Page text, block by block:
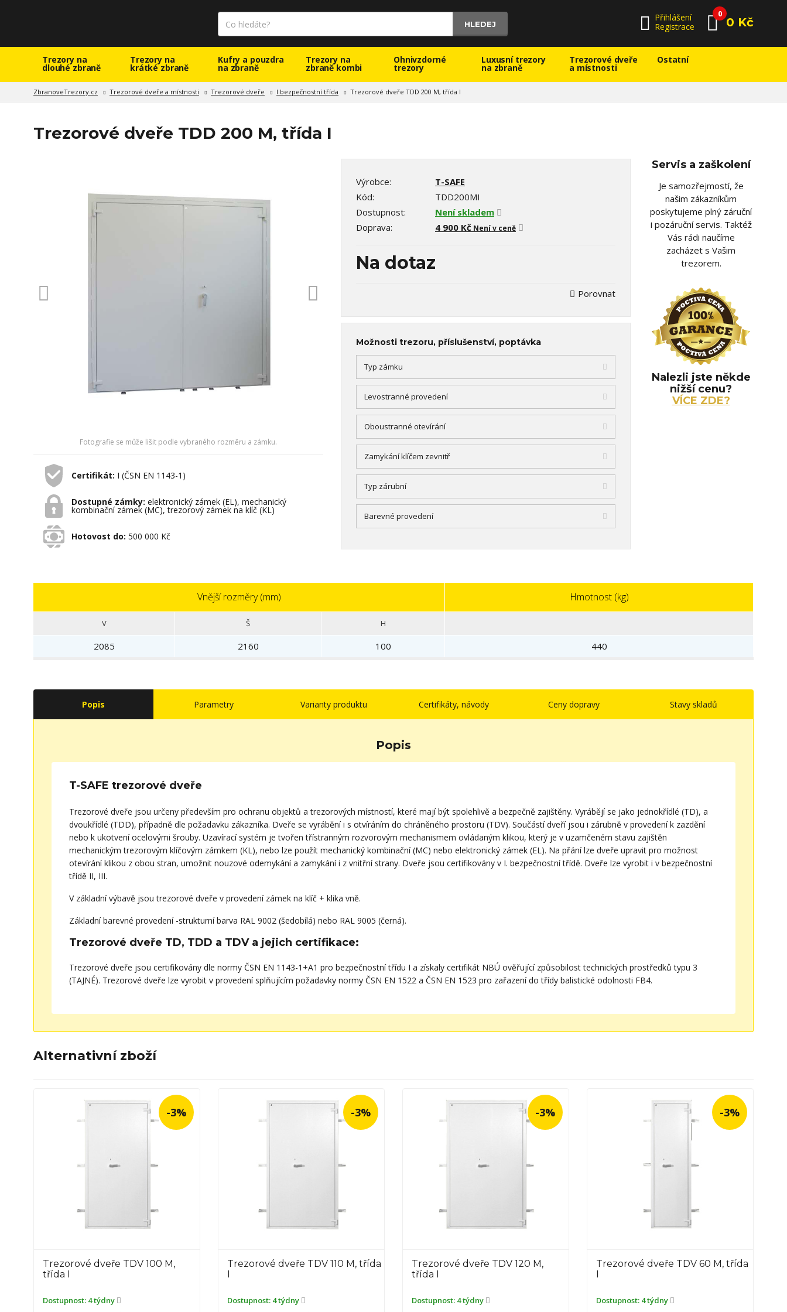
HLEDEJ
Přihlášení
Registrace
0
0 Kč
Trezory na
dlouhé zbraně
Trezory na
krátké zbraně
Kufry a pouzdra
na zbraně
Trezory na
zbraně kombi
Ohnivzdorné
trezory
Luxusní trezory
na zbraně
Trezorové dveře
a místnosti
Ostatní
ZbranoveTrezory.cz Trezorové dveře a místnosti Trezorové dveře I.bezpečnostní třída Trezorové dveře TDD 200 M, třída I
Trezorové dveře TDD 200 M, třída I
Fotografie se může lišit podle vybraného rozměru a zámku.
Certifikát: I (ČSN EN 1143-1)
Dostupné zámky: elektronický zámek (EL), mechanický
kombinační zámek (MC), trezorový zámek na klíč (KL)
Hotovost do: 500 000 Kč
Výrobce:
T-SAFE
Kód:
TDD200MI
Dostupnost:
Není skladem
Doprava:
4 900 Kč Není v ceně
Na dotaz
Porovnat
Možnosti trezoru, příslušenství, poptávka
Typ zámku
Levostranné provedení
Oboustranné otevírání
Zamykání klíčem zevnitř
Typ zárubní
Barevné provedení
Servis a zaškolení
Je samozřejmostí, že
našim zákazníkům
poskytujeme plný záruční
i pozáruční servis. Taktéž
Vás rádi naučíme
zacházet s Vašim
trezorem.
Nalezli jste někde
nižší cenu?
VÍCE ZDE?
Vnější rozměry (mm) Hmotnost (kg)
V Š H
2085 2160 100 440
Popis Parametry Varianty produktu Certifikáty, návody Ceny dopravy Stavy skladů
Popis
T-SAFE trezorové dveře
Trezorové dveře jsou určeny především pro ochranu objektů a trezorových místností, které mají být spolehlivě a bezpečně zajištěny. Vyrábějí se jako jednokřídlé (TD), a
dvoukřídlé (TDD), případně dle požadavku zákazníka. Dveře se vyrábění i s otvíráním do chráněného prostoru (TDV). Součástí dveří jsou i zárubně v provedení k zazdění
nebo k ukotvení ocelovými šrouby. Uzavírací systém je tvořen třístranným rozvorovým mechanismem ovládaným klikou, který je v uzamčeném stavu zajištěn
mechanickým trezorovým klíčovým zámkem (KL), nebo lze použít mechanický kombinační (MC) nebo elektronický zámek (EL). Na přání lze dveře upravit pro možnost
otevírání klikou z obou stran, umožnit nouzové odemykání a zamykání i z vnitřní strany. Dveře jsou certifikovány v I. bezpečnostní třídě. Dveře lze vyrobit i v bezpečnostní
třídě II, III.
V základní výbavě jsou trezorové dveře v provedení zámek na klíč + klika vně.
Základní barevné provedení -strukturní barva RAL 9002 (šedobílá) nebo RAL 9005 (černá).
Trezorové dveře TD, TDD a TDV a jejich certifikace:
Trezorové dveře jsou certifikovány dle normy ČSN EN 1143-1+A1 pro bezpečnostní třídu I a získaly certifikát NBÚ ověřující způsobilost technických prostředků typu 3
(TAJNÉ). Trezorové dveře lze vyrobit v provedení splňujícím požadavky normy ČSN EN 1522 a ČSN EN 1523 pro zařazení do třídy balistické odolnosti FB4.
Alternativní zboží
Trezorové dveře TDV 110 M, třída
I
Dostupnost:4 týdny
-3%
Trezorové dveře TDV 120 M,
Dostupnost:4 týdny
-3%
Trezorové dveře TDV 60 M, třída
I
Dostupnost:4 týdny
-3%
Trezorové dveře TDV 70 M, třída
Dostupnost:4 týdny
-3%